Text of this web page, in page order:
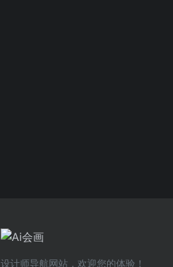
设计师导航网站，欢迎您的体验！